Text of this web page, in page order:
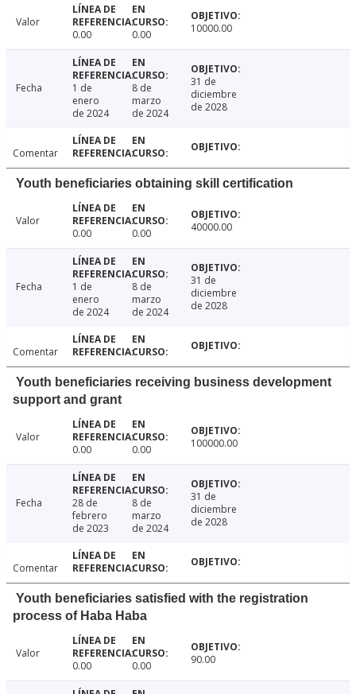
Valor
0.00
0.00 10000.00
Fecha
1 de
enero
de 2024
8 de
marzo
de 2024
31 de
diciembre
de 2028
Comentar
Youth beneficiaries obtaining skill certification
Valor
0.00
0.00 40000.00
Fecha
1 de
enero
de 2024
8 de
marzo
de 2024
31 de
diciembre
de 2028
Comentar
Youth beneficiaries receiving business development
support and grant
Valor
0.00
0.00 100000.00
Fecha
28 de
febrero
de 2023
8 de
marzo
de 2024
31 de
diciembre
de 2028
Comentar
Youth beneficiaries satisfied with the registration
process of Haba Haba
Valor
0.00
0.00 90.00